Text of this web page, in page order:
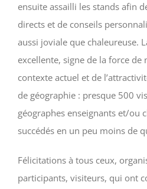
ensuite assailli les stands afin
directs et de conseils
aussi joviale que chaleureuse.
excellente, signe de la force de
contexte actuel et de
de géographie : presque 500
géographes enseignants et/ou
succédés en un peu moins de
Félicitations à tous ceux,
participants, visiteurs, qui ont